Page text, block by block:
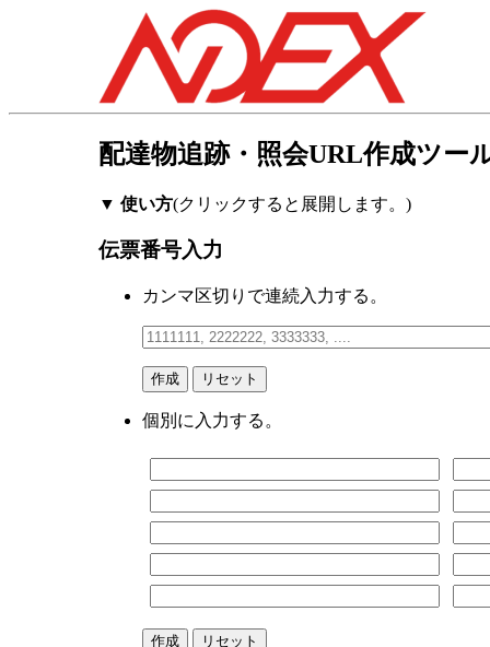
配達物追跡・照会URL作成ツー
▼ 使い方(クリックすると展開します。)
伝票番号入力
カンマ区切りで連続入力する。
個別に入力する。